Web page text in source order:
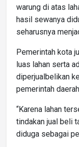
warung di atas
hasil sewanya
seharusnya
Pemerintah kota
luas lahan serta
diperjualbelikan
pemerintah
“Karena lahan
tindakan jual beli
diduga sebagai